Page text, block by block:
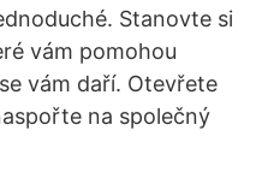
Stanovte si
vám pomohou
vám daří. Otevřete
na společný